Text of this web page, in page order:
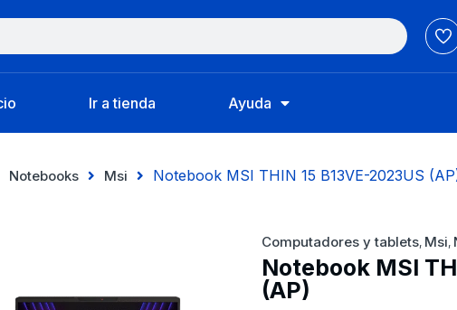
Ir a tienda Ayuda
Notebooks Msi Notebook MSI THIN 15 B13VE-2023US
Computadores y tablets, Msi,
Notebook MSI
(AP)